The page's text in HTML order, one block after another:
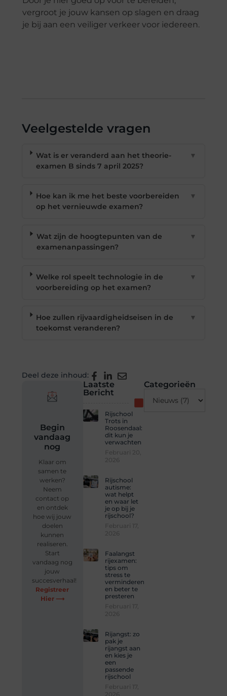
vergroot je jouw kansen op slagen en draag
je bij aan een veiliger verkeer voor iedereen.
Veelgestelde vragen
Wat is er veranderd aan het theorie-
examen B sinds 7 april 2025?
▼
Hoe kan ik me het beste voorbereiden
op het vernieuwde examen?
▼
Wat zijn de hoogtepunten van de
examenanpassingen?
▼
Welke rol speelt technologie in de
voorbereiding op het examen?
▼
Hoe zullen rijvaardigheidseisen in de
toekomst veranderen?
▼
Deel deze inhoud:
Laatste
Bericht
Rijschool
Trots in
Roosendaal:
dit kun je
verwachten
Rijschool
autisme:
wat helpt
en waar let
je op bij je
rijschool?
Faalangst
rijexamen:
tips om
stress te
verminderen
en beter te
presteren
Rijangst: zo
pak je
rijangst aan
en kies je
een
passende
rijschool
Categorieën
Begin
vandaag
nog
Klaar om
samen te
werken?
Neem
contact op
en ontdek
hoe wij jouw
doelen
kunnen
realiseren.
Start
vandaag nog
jouw
succesverhaal!
Registreer
Hier ⟶